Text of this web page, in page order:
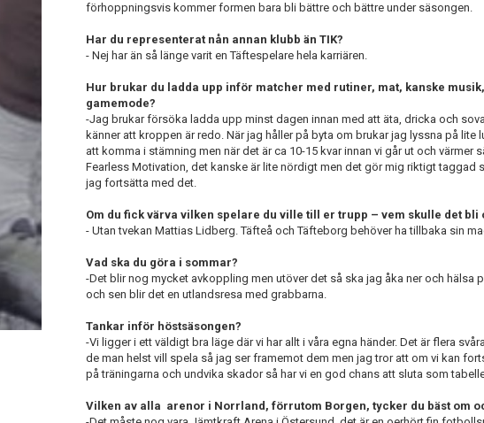
förhoppningsvis kommer formen bara bli bättre och bättre under säsongen.
Har du representerat nån annan klubb än TIK?
- Nej har än så länge varit en Täftespelare hela karriären.
Hur brukar du ladda upp inför matcher med rutiner, mat, kanske
gamemode?
-Jag brukar försöka ladda upp minst dagen innan med att äta, dricka och
känner att kroppen är redo. När jag håller på byta om brukar jag lyssna på
att komma i stämning men när det är ca 10-15 kvar innan vi går ut och värmer
Fearless Motivation, det kanske är lite nördigt men det gör mig riktigt taggad
jag fortsätta med det.
Om du fick värva vilken spelare du ville till er trupp – vem skulle det bli
- Utan tvekan Mattias Lidberg. Täfteå och Täfteborg behöver ha tillbaka sin
Vad ska du göra i sommar?
-Det blir nog mycket avkoppling men utöver det så ska jag åka ner och hälsa
och sen blir det en utlandsresa med grabbarna.
Tankar inför höstsäsongen?
-Vi ligger i ett väldigt bra läge där vi har allt i våra egna händer. Det är flera
de man helst vill spela så jag ser framemot dem men jag tror att om vi kan
på träningarna och undvika skador så har vi en god chans att sluta som
Vilken av alla arenor i Norrland, förrutom Borgen, tycker du bäst om